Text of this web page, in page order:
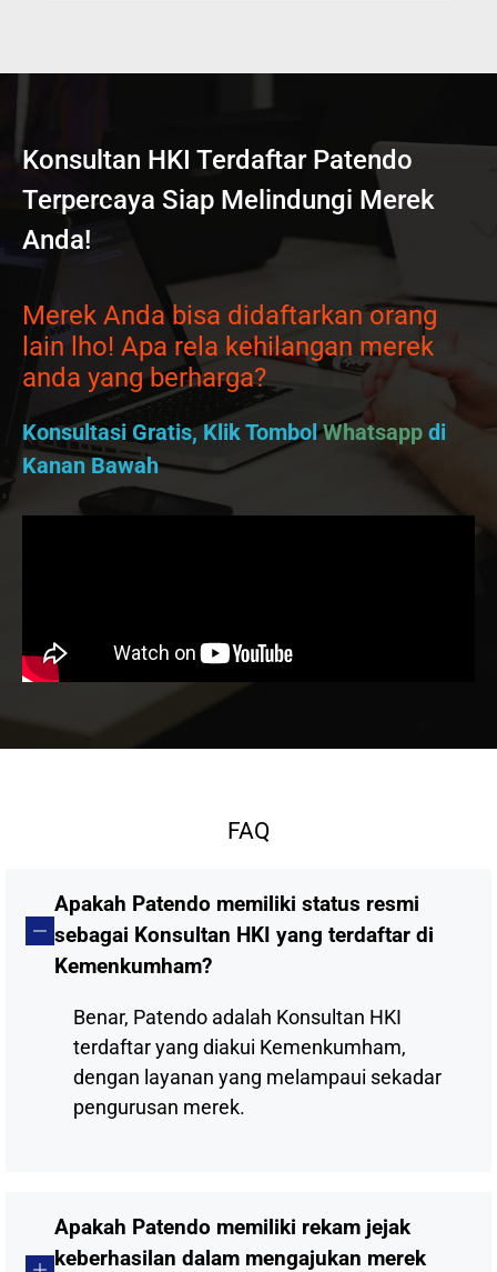
Konsultan HKI Terdaftar Patendo
Terpercaya Siap Melindungi Merek
Anda!
Merek Anda bisa didaftarkan orang
lain lho! Apa rela kehilangan merek
anda yang berharga?
Konsultasi Gratis, Klik TombolWhatsapp di
Kanan Bawah
FAQ
Apakah Patendo memiliki status resmi
sebagai Konsultan HKI yang terdaftar di
Kemenkumham?
Benar, Patendo adalah Konsultan HKI
terdaftar yang diakui Kemenkumham,
dengan layanan yang melampaui sekadar
pengurusan merek.
Apakah Patendo memiliki rekam jejak
keberhasilan dalam mengajukan merek